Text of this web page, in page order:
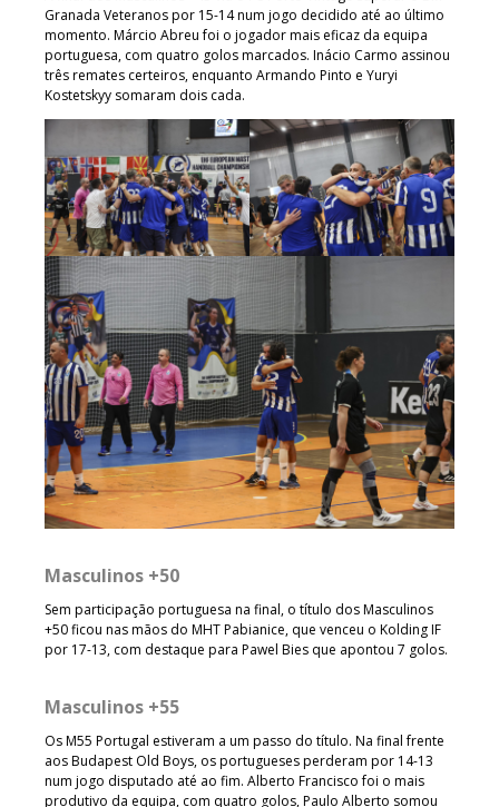
Granada Veteranos por 15-14 num jogo decidido até ao último
momento. Márcio Abreu foi o jogador mais eficaz da equipa
portuguesa, com quatro golos marcados. Inácio Carmo assinou
três remates certeiros, enquanto Armando Pinto e Yuryi
Kostetskyy somaram dois cada.
Masculinos +50
Sem participação portuguesa na final, o título dos Masculinos
+50 ficou nas mãos do MHT Pabianice, que venceu o Kolding IF
por 17-13, com destaque para Pawel Bies que apontou 7 golos.
Masculinos +55
Os M55 Portugal estiveram a um passo do título. Na final frente
aos Budapest Old Boys, os portugueses perderam por 14-13
num jogo disputado até ao fim. Alberto Francisco foi o mais
produtivo da equipa, com quatro golos, Paulo Alberto somou